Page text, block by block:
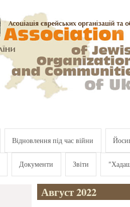
Відновлення під час війни
Документи Звіти
Август 2022